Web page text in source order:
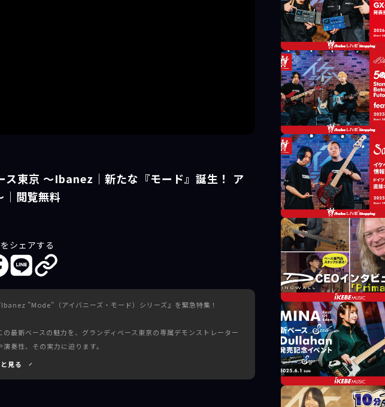
東京 ～Ibanez｜新たな『モード』誕生！ ア
閲覧無料
シェアする
”Mode”（アイバニーズ・モード）シリーズ』を緊急特集！
最新ベースの魅力を、グランディベース東京の専属デモンストレーター
奏性、その実力に迫ります。
見る